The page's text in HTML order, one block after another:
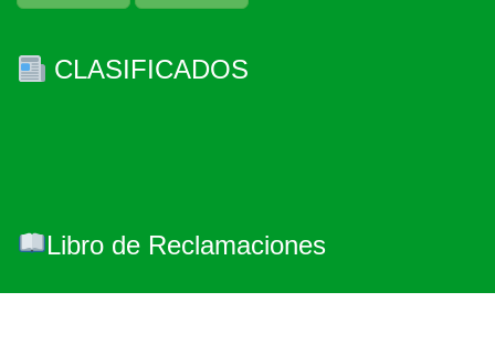
CLASIFICADOS
Libro de Reclamaciones